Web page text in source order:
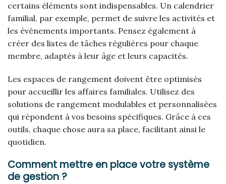
certains éléments sont indispensables. Un calendrier
familial, par exemple, permet de suivre les activités et
les événements importants. Pensez également à
créer des listes de tâches régulières pour chaque
membre, adaptés à leur âge et leurs capacités.
Les espaces de rangement doivent être optimisés
pour accueillir les affaires familiales. Utilisez des
solutions de rangement modulables et personnalisées
qui répondent à vos besoins spécifiques. Grâce à ces
outils, chaque chose aura sa place, facilitant ainsi le
quotidien.
Comment mettre en place votre système
de gestion ?